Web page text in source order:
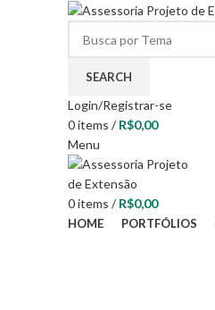
SEARCH
Login/Registrar-se
0items / R$0,00
Menu
0items / R$0,00
HOME PORTFÓLIOS